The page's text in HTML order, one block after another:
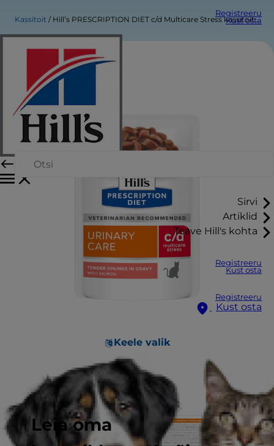
Registreeru
Kust osta
Sirvi
Artiklid
Teave Hill's kohta
Registreeru
Kust osta
Registreeru
Kust osta
Keele valik
Leia oma
Kassitoit Hill’s PRESCRIPTION DIET c/d Multicare Stress kassitoit lõhega